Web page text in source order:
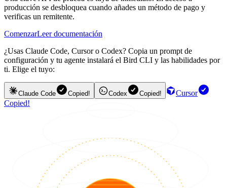
producción se desbloquea cuando añades un método de pago y
verificas un remitente.
ComenzarLeer documentación
¿Usas Claude Code, Cursor o Codex? Copia un prompt de
configuración y tu agente instalará el Bird CLI y las habilidades por
ti. Elige el tuyo:
Claude Code Copied! Codex Copied!
Cursor
Copied!